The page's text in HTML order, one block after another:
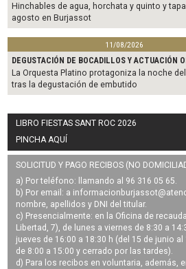
Hinchables de agua, horchata y quinto y
agosto en Burjassot
11/08/2026
DEGUSTACIÓN DE BOCADILLOS Y ACTUACIÓN
La Orquesta Platino protagoniza la noche
tras la degustación de embutido
LIBRO FIESTAS SANT ROC 2026
PINCHA AQUÍ
SOLICITUD Y PAGO RECIBOS (NO
a) Por teléfono: llamando al 96 316 05 65.
b) Por email: a
nombre, apellidos y DNI del titular.
c) Presencialmente: en la Oficina de
Libertad, 7), de lunes a viernes de 8:30 a
jueves de 16:00 a 18:30 h (del 15 de junio
de 8:00 a 15:00 y cerrado por las tardes).
d) Para los recibos en voluntaria, además,